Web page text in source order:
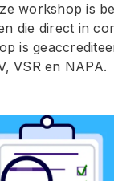
workshop is
die direct in
is
VSR en NAPA.